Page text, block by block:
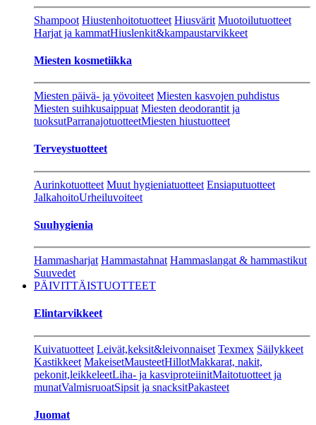
Shampoot Hiustenhoitotuotteet Hiusvärit Muotoilutuotteet
Harjat ja kammatHiuslenkit&kampaustarvikkeet
Miesten kosmetiikka
Miesten päivä- ja yövoiteet Miesten kasvojen puhdistus
Miesten suihkusaippuat Miesten deodorantit ja
tuoksutParranajotuotteetMiesten hiustuotteet
Terveystuotteet
Aurinkotuotteet Muut hygieniatuotteet Ensiaputuotteet
JalkahoitoUrheiluvoiteet
Suuhygienia
Hammasharjat Hammastahnat Hammaslangat & hammastikut
Suuvedet
PÄIVITTÄISTUOTTEET
Elintarvikkeet
Kuivatuotteet Leivät,keksit&leivonnaiset Texmex Säilykkeet
Kastikkeet MakeisetMausteetHillotMakkarat, nakit,
pekonit,leikkeleetLiha- ja kasviproteiinitMaitotuotteet ja
munatValmisruoatSipsit ja snacksitPakasteet
Juomat